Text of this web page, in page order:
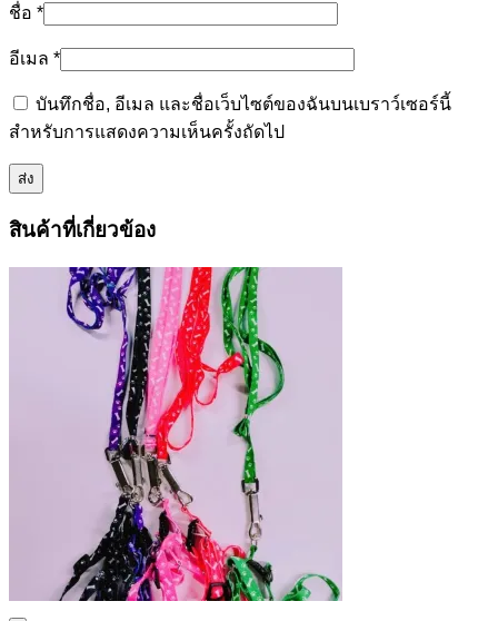
ชื่อ *
อีเมล *
บันทึกชื่อ, อีเมล และชื่อเว็บไซต์ของฉันบนเบราว์เซอร์นี้
สำหรับการแสดงความเห็นครั้งถัดไป
สินค้าที่เกี่ยวข้อง